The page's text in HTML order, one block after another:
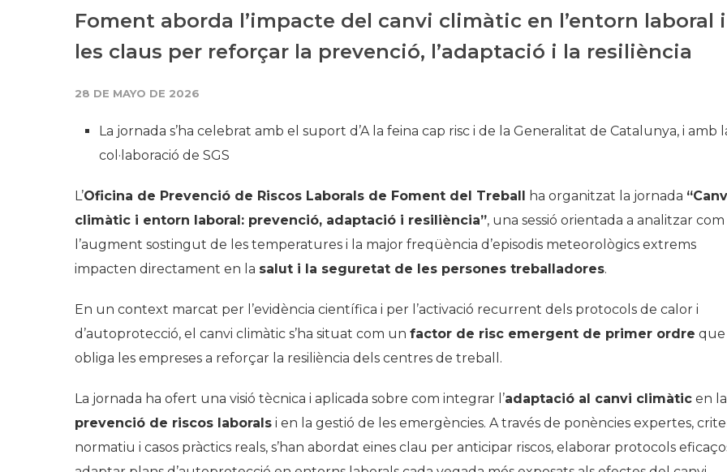
Foment aborda l’impacte del canvi climàtic en l’entorn laboral i
les claus per reforçar la prevenció, l’adaptació i la resiliència
28 DE MAYO DE 2026
La jornada s’ha celebrat amb el suport d’A la feina cap risc i de la Generalitat de Catalunya, i amb
col·laboració de SGS
L’Oficina de Prevenció de Riscos Laborals de Foment del Treball ha organitzat la jornada
climàtic i entorn laboral: prevenció, adaptació i resiliència”, una sessió orientada a analitzar com
l’augment sostingut de les temperatures i la major freqüència d’episodis meteorològics extrems
impacten directament en la salut i la seguretat de les persones treballadores.
En un context marcat per l’evidència científica i per l’activació recurrent dels protocols de calor i
d’autoprotecció, el canvi climàtic s’ha situat com un factor de risc emergent de primer ordre que
obliga les empreses a reforçar la resiliència dels centres de treball.
La jornada ha ofert una visió tècnica i aplicada sobre com integrar l’adaptació al canvi climàtic en la
prevenció de riscos laborals i en la gestió de les emergències. A través de ponències expertes,
normatiu i casos pràctics reals, s’han abordat eines clau per anticipar riscos, elaborar protocols